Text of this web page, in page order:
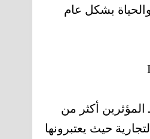
والحياة بشكل عام
المؤثرين أكثر من
حيث يعتبرونها